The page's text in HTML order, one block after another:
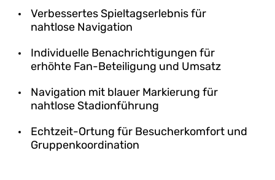
Verbessertes Spieltagserlebnis für
nahtlose Navigation
Individuelle Benachrichtigungen für
erhöhte Fan-Beteiligung und Umsatz
Navigation mit blauer Markierung für
nahtlose Stadionführung
Echtzeit-Ortung für Besucherkomfort und
Gruppenkoordination